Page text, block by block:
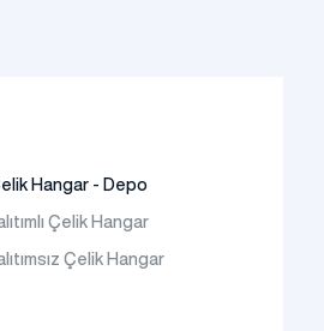
Hangar - Depo
Çelik Hangar
Çelik Hangar